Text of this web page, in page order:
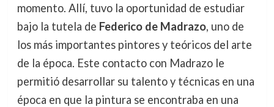
momento. Allí, tuvo la oportunidad de estudiar
bajo la tutela de Federico de Madrazo, uno de
los más importantes pintores y teóricos del arte
de la época. Este contacto con Madrazo le
permitió desarrollar su talento y técnicas en una
época en que la pintura se encontraba en una